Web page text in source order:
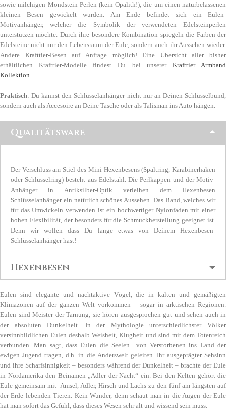
sowie milchigen Mondstein-Perlen (kein Opalith!), die um einen naturbelassenen
kleinen Besen gewickelt wurden. Am Ende befindet sich ein Eulen-
Motivanhänger, welcher die Symbolik der verwendeten Edelsteinperlen
unterstützen möchte. Durch ihre besondere Kombination spiegeln die Farben der
Edelsteine nicht nur den Lebensraum der Eule, sondern auch ihr Aussehen wieder.
Andere Krafttier-Besen auf Anfrage möglich! Eine Übersicht aller bisher
erhältlichen Krafttier-Modelle findest Du bei unserer Krafttier Armband
Kollektion.
Praktisch: Du kannst den Schlüsselanhänger nicht nur an Deinen Schlüsselbund,
sondern auch als Accesoire an Deine Tasche oder als Talisman ins Auto hängen.
Qualitätsware
Der Verschluss am Stiel des Mini-Hexenbesens (Spaltring, Karabinerhaken
oder Schlüsselring) besteht aus Edelstahl. Die Perlkappen und der Motiv-
Anhänger in Antiksilber-Optik verleihen dem Hexenbesen
Schlüsselanhänger ein natürlich schönes Aussehen. Das Band, welches wir
für das Umwickeln verwenden ist ein hochwertiger Nylonfaden mit einer
hohen Flexibilität, der besonders für die Schmuckherstellung geeignet ist.
Denn wir wollen dass Du lange etwas von Deinem Hexenbesen-
Schlüsselanhänger hast!
Hexenbesen
Eulen sind elegante und nachtaktive Vögel, die in kalten und gemäßigten
Klimazonen auf der ganzen Welt vorkommen – sogar in arktischen Regionen.
Eulen sind Meister der Tarnung, sie hören ausgesprochen gut und sehen auch in
der absoluten Dunkelheit. In der Mythologie unterschiedlichster Völker
versinnbildlichen Eulen deshalb Weisheit, Klugheit und sind mit dem Totenreich
verbunden. Man sagt, dass Eulen die Seelen von Verstorbenen ins Land der
ewigen Jugend tragen, d.h. in die Anderswelt geleiten. Ihr ausgeprägter Sehsinn
und ihre Scharfsinnigkeit – besonders während der Dunkelheit – brachte der Eule
in Nordamerika den Beinamen „Adler der Nacht“ ein. Bei den Kelten gehört die
Eule gemeinsam mit Amsel, Adler, Hirsch und Lachs zu den fünf am längsten auf
der Erde lebenden Tieren. Kein Wunder, denn schaut man in die Augen der Eule
hat man sofort das Gefühl, dass dieses Wesen sehr alt und wissend sein muss.